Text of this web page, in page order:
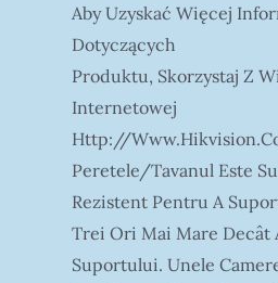
Aby Uzyskać Więcej
Dotyczących
Produktu, Skorzystaj Z
Internetowej
Http://
Peretele/tavanul Este
Rezistent Pentru A
Trei Ori Mai Mare Decât
Suportului. Unele